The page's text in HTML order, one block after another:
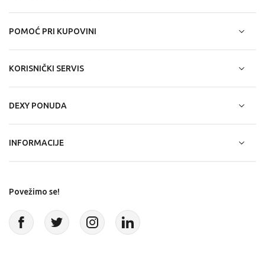
POMOĆ PRI KUPOVINI
KORISNIČKI SERVIS
DEXY PONUDA
INFORMACIJE
Povežimo se!